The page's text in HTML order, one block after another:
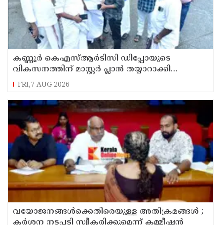
കണ്ണൂർ കെഎസ്ആർടിസി ഡിപ്പോയുടെ
വികസനത്തിന് മാസ്റ്റർ പ്ലാൻ തയ്യാറാക്കി
സമർപ്പിക്കും : ടി ഒ മോഹനൻ എം എൽ എ
FRI,7 AUG 2026
വയോജനങ്ങൾക്കെതിരെയുള്ള അതിക്രമങ്ങൾ ;
കർശന നടപടി സ്വീകരിക്കുമെന്ന് കമ്മീഷൻ